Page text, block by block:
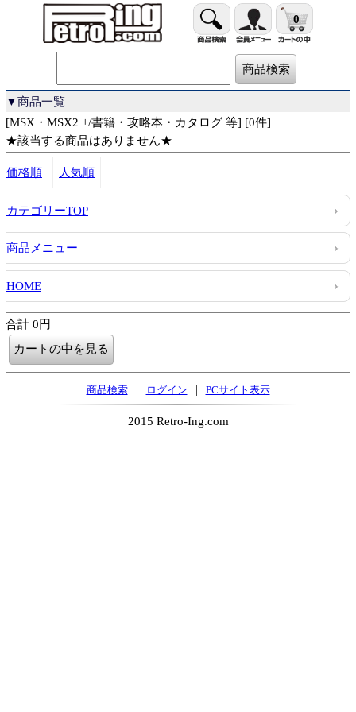
0
▼商品一覧
[MSX・MSX2 +/書籍・攻略本・カタログ 等] [0件]
★該当する商品はありません★
価格順 人気順
カテゴリーTOP
商品メニュー
HOME
合計 0円
商品検索 | ログイン | PCサイト表示
2015 Retro-Ing.com